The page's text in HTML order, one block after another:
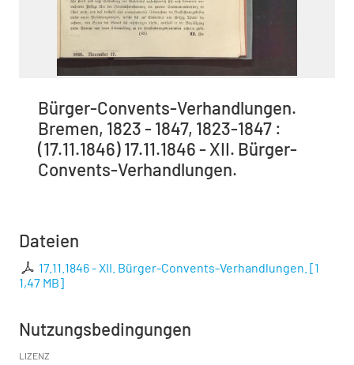
Bürger-Convents-Verhandlungen.
Bremen, 1823 - 1847, 1823-1847 :
(17.11.1846) 17.11.1846 - XII. Bürger-
Convents-Verhandlungen.
Dateien
17.11.1846 - XII. Bürger-Convents-Verhandlungen. [1
1,47 MB]
Nutzungsbedingungen
LIZENZ